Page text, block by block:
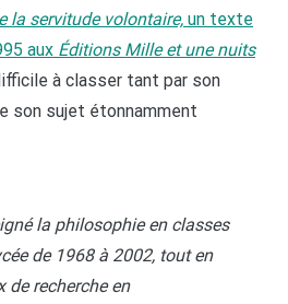
la servitude volontaire, un texte
aux Éditions Mille et une nuits
à classer tant par son
son sujet étonnamment
la philosophie en classes
de 1968 à 2002, tout en
de recherche en